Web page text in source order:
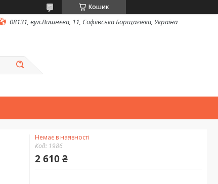
Кошик
08131, вул.Вишнева, 11, Софіївська Борщагівка, Україна
Немає в наявності
Код: 1986
2 610 ₴